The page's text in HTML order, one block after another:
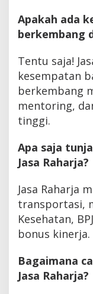
Apakah ada
berkembang
Tentu saja!
kesempatan
berkembang
mentoring,
tinggi.
Apa saja
Jasa Raharja?
Jasa Raharja
transportasi,
Kesehatan,
bonus kinerja.
Bagaimana
Jasa Raharja?